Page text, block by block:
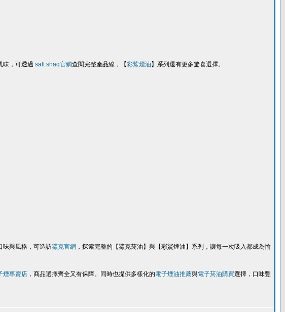
味，可透過 salt shaq官網查閱完整產品線，【彩鯊煙油 】系列還有更多驚喜選擇。
味與風格，可造訪鯊克官網 ，探索完整的【鯊克菸油】與【彩鯊煙油】系列，讓每一次吸入都成為愉
煙專賣店 ，商品選擇齊全又有保障。同時也提供多樣化的電子煙油推薦與電子菸油購買選擇，口味豐